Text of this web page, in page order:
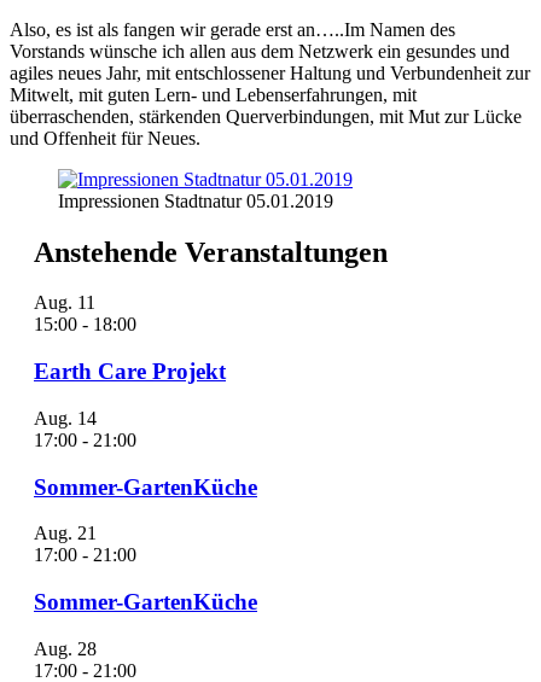
Also, es ist als fangen wir gerade erst an…..Im Namen des
Vorstands wünsche ich allen aus dem Netzwerk ein gesundes und
agiles neues Jahr, mit entschlossener Haltung und Verbundenheit zur
Mitwelt, mit guten Lern- und Lebenserfahrungen, mit
überraschenden, stärkenden Querverbindungen, mit Mut zur Lücke
und Offenheit für Neues.
Impressionen Stadtnatur 05.01.2019
Anstehende Veranstaltungen
Aug. 11
15:00 - 18:00
Earth Care Projekt
Aug. 14
17:00 - 21:00
Sommer-GartenKüche
Aug. 21
17:00 - 21:00
Sommer-GartenKüche
Aug. 28
17:00 - 21:00